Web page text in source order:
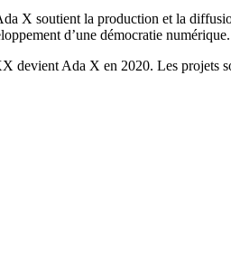
X soutient la production et la
d’une démocratie numérique.
devient Ada X en 2020. Les projets